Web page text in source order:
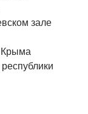
зале
Крыма